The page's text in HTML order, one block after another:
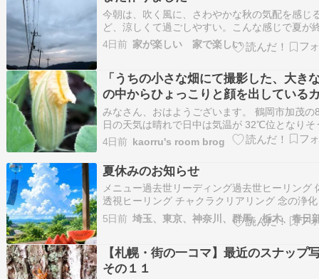
今朝は、吹く風に、さわやかな秋の気配を感じ
ど、涼しくて過ごしやすい。こんな感じで夏が
ってくれないかなぁ～。 本日も朝活へ行ってき
た。 ミケちゃんは、私の足音を聞いて、ブロッ
ゃんもチュール待ち。ブロックの端っこにチュ
ル…
4日前 家が楽しい 家で楽しい
「うちの小さな畑にて撮影した、大き
の中からひょっこりと顔を出している
チャの蕾の写真」
みなさん、おはようございます。 鶴岡市加茂の
日の天気は晴れで日中は気温が 32℃位となりそ
す。 今日のおめざ写真はCanon EOS60Dで撮っ
「うちの小さな畑にて撮影した、大きな葉の中
ひょっこりと顔を出しているカボチャの蕾の写
今日は、うちの小さな畑にて…
4日前 kaorru's room brog
夏休みのお知らせ
メニュー過去世リーディング過去世ヒーリング
透視ヒーリング チャクラクリアリング 念の浄
愛・ツインリーディング ツインヒーリング 運
ディング カルマヒーリング 他料金 対面・
ン…
5日前
【札幌・街の一コマ】最近のスナップ
その１１